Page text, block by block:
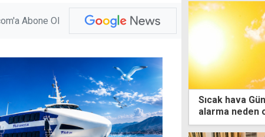
Abone Ol
Sıcak hava
alarma neden